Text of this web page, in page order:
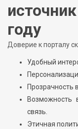
году
Доверие к порталу
Удобный
Прозрачность
Возможность
связь.
Этичная